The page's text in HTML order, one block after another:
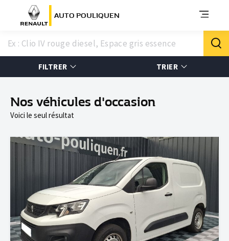
AUTO POULIQUEN
FILTRER TRIER
Nos véhicules d'occasion
Voici le seul résultat